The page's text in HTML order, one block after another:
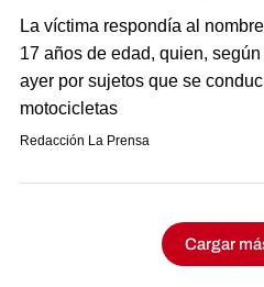
La víctima respondía al
17 años de edad, quien,
ayer por sujetos que se
motocicletas
Redacción La Prensa
Cargar